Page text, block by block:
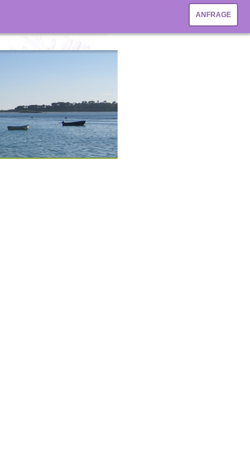
ANFRAGE